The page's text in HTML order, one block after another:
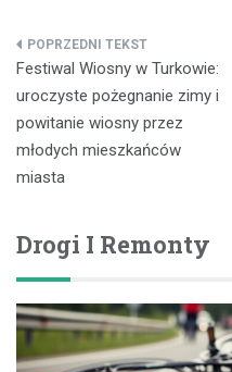
Nawigacja
wpisu
Festiwal Wiosny w Turkowie:
uroczyste pożegnanie zimy i
powitanie wiosny przez
młodych mieszkańców
miasta
Drogi I Remonty